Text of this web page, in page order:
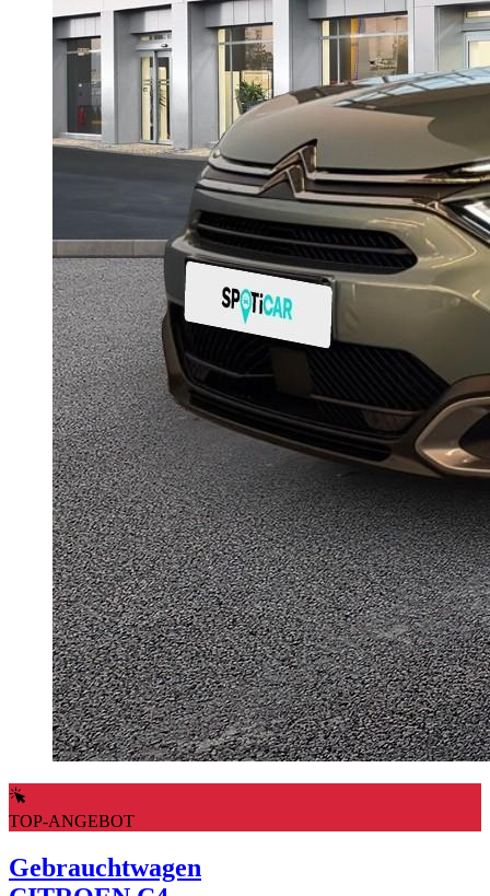
TOP-ANGEBOT
Gebrauchtwagen